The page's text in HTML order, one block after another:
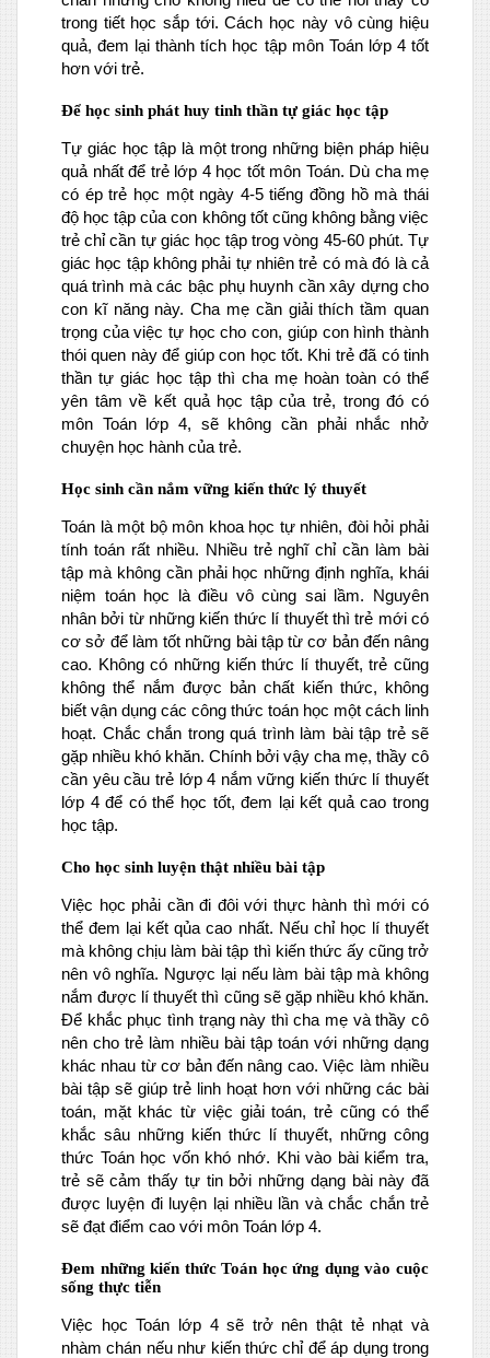
trong tiết học sắp tới. Cách học này vô cùng hiệu
quả, đem lại thành tích học tập môn Toán lớp 4 tốt
hơn với trẻ.
Để học sinh phát huy tinh thần tự giác học tập
Tự giác học tập là một trong những biện pháp hiệu
quả nhất để trẻ lớp 4 học tốt môn Toán. Dù cha mẹ
có ép trẻ học một ngày 4-5 tiếng đồng hồ mà thái
độ học tập của con không tốt cũng không bằng việc
trẻ chỉ cần tự giác học tập trog vòng 45-60 phút. Tự
giác học tập không phải tự nhiên trẻ có mà đó là cả
quá trình mà các bậc phụ huynh cần xây dựng cho
con kĩ năng này. Cha mẹ cần giải thích tầm quan
trọng của việc tự học cho con, giúp con hình thành
thói quen này để giúp con học tốt. Khi trẻ đã có tinh
thần tự giác học tập thì cha mẹ hoàn toàn có thể
yên tâm về kết quả học tập của trẻ, trong đó có
môn Toán lớp 4, sẽ không cần phải nhắc nhở
chuyện học hành của trẻ.
Học sinh cần nắm vững kiến thức lý thuyết
Toán là một bộ môn khoa học tự nhiên, đòi hỏi phải
tính toán rất nhiều. Nhiều trẻ nghĩ chỉ cần làm bài
tập mà không cần phải học những định nghĩa, khái
niệm toán học là điều vô cùng sai lầm. Nguyên
nhân bởi từ những kiến thức lí thuyết thì trẻ mới có
cơ sở để làm tốt những bài tập từ cơ bản đến nâng
cao. Không có những kiến thức lí thuyết, trẻ cũng
không thể nắm được bản chất kiến thức, không
biết vận dụng các công thức toán học một cách linh
hoạt. Chắc chắn trong quá trình làm bài tập trẻ sẽ
gặp nhiều khó khăn. Chính bởi vậy cha mẹ, thầy cô
cần yêu cầu trẻ lớp 4 nắm vững kiến thức lí thuyết
lớp 4 để có thể học tốt, đem lại kết quả cao trong
học tập.
Cho học sinh luyện thật nhiều bài tập
Việc học phải cần đi đôi với thực hành thì mới có
thể đem lại kết qủa cao nhất. Nếu chỉ học lí thuyết
mà không chịu làm bài tập thì kiến thức ấy cũng trở
nên vô nghĩa. Ngược lại nếu làm bài tập mà không
nắm được lí thuyết thì cũng sẽ gặp nhiều khó khăn.
Để khắc phục tình trạng này thì cha mẹ và thầy cô
nên cho trẻ làm nhiều bài tập toán với những dạng
khác nhau từ cơ bản đến nâng cao. Việc làm nhiều
bài tập sẽ giúp trẻ linh hoạt hơn với những các bài
toán, mặt khác từ việc giải toán, trẻ cũng có thể
khắc sâu những kiến thức lí thuyết, những công
thức Toán học vốn khó nhớ. Khi vào bài kiểm tra,
trẻ sẽ cảm thấy tự tin bởi những dạng bài này đã
được luyện đi luyện lại nhiều lần và chắc chắn trẻ
sẽ đạt điểm cao với môn Toán lớp 4.
Đem những kiến thức Toán học ứng dụng vào cuộc
sống thực tiễn
Việc học Toán lớp 4 sẽ trở nên thật tẻ nhạt và
nhàm chán nếu như kiến thức chỉ để áp dụng trong